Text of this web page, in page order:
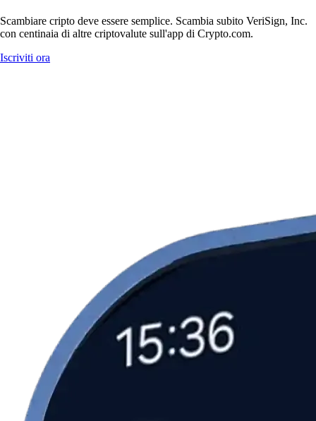
Scambiare cripto deve essere semplice. Scambia subito VeriSign, Inc.
con centinaia di altre criptovalute sull'app di Crypto.com.
Iscriviti ora